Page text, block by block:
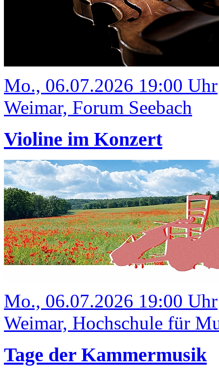
Mo., 06.07.2026 19:00 Uhr
Weimar, Forum Seebach
Violine im Konzert
Mo., 06.07.2026 19:00 Uhr
Weimar, Hochschule für
Tage der Kammermusik